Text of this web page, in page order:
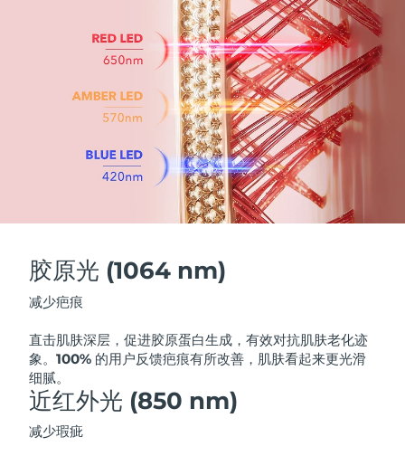
胶原光 (1064 nm)
减少疤痕
直击肌肤深层，促进胶原蛋白生成，有效对抗肌肤老化迹
象。100% 的用户反馈疤痕有所改善，肌肤看起来更光滑
细腻。
近红外光 (850 nm)
减少瑕疵
预计送达日期8/9/26
预计送达日期8/8/26
预计送达日期8/10/26
预计送达日期
预计送达日期 8/13/26
罗马尼亚
俄罗斯
沙特阿拉伯 预计送达日期8/9/26
新加坡
斯洛伐克